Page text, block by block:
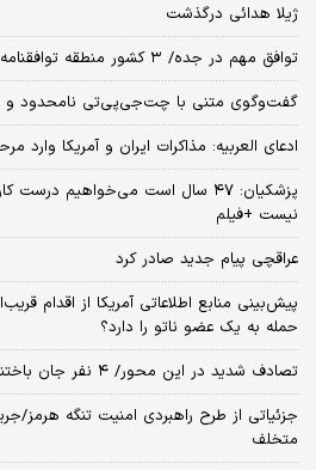
ژیلا هدائی درگذشت
توافق مهم در جده/ ۳ کشور منطقه توافقنامه نظامی امضا می‌کنند
گفت‌وگوی متنی با چت‌جی‌پی‌تی نامحدود و
ادعای العربیه: مذاکرات ایران و آمریکا وارد
پزشکیان: ۴۷ سال است می‌خواهیم
نیست +فیلم
عراقچی پیام جدید صادر کرد
پیش‌بینی منابع اطلاعاتی آمریکا از اقدام
حمله به یک عضو ناتو را دارد؟
تصادف شدید در این محور/ ۴ نفر جان باختند
متخلف